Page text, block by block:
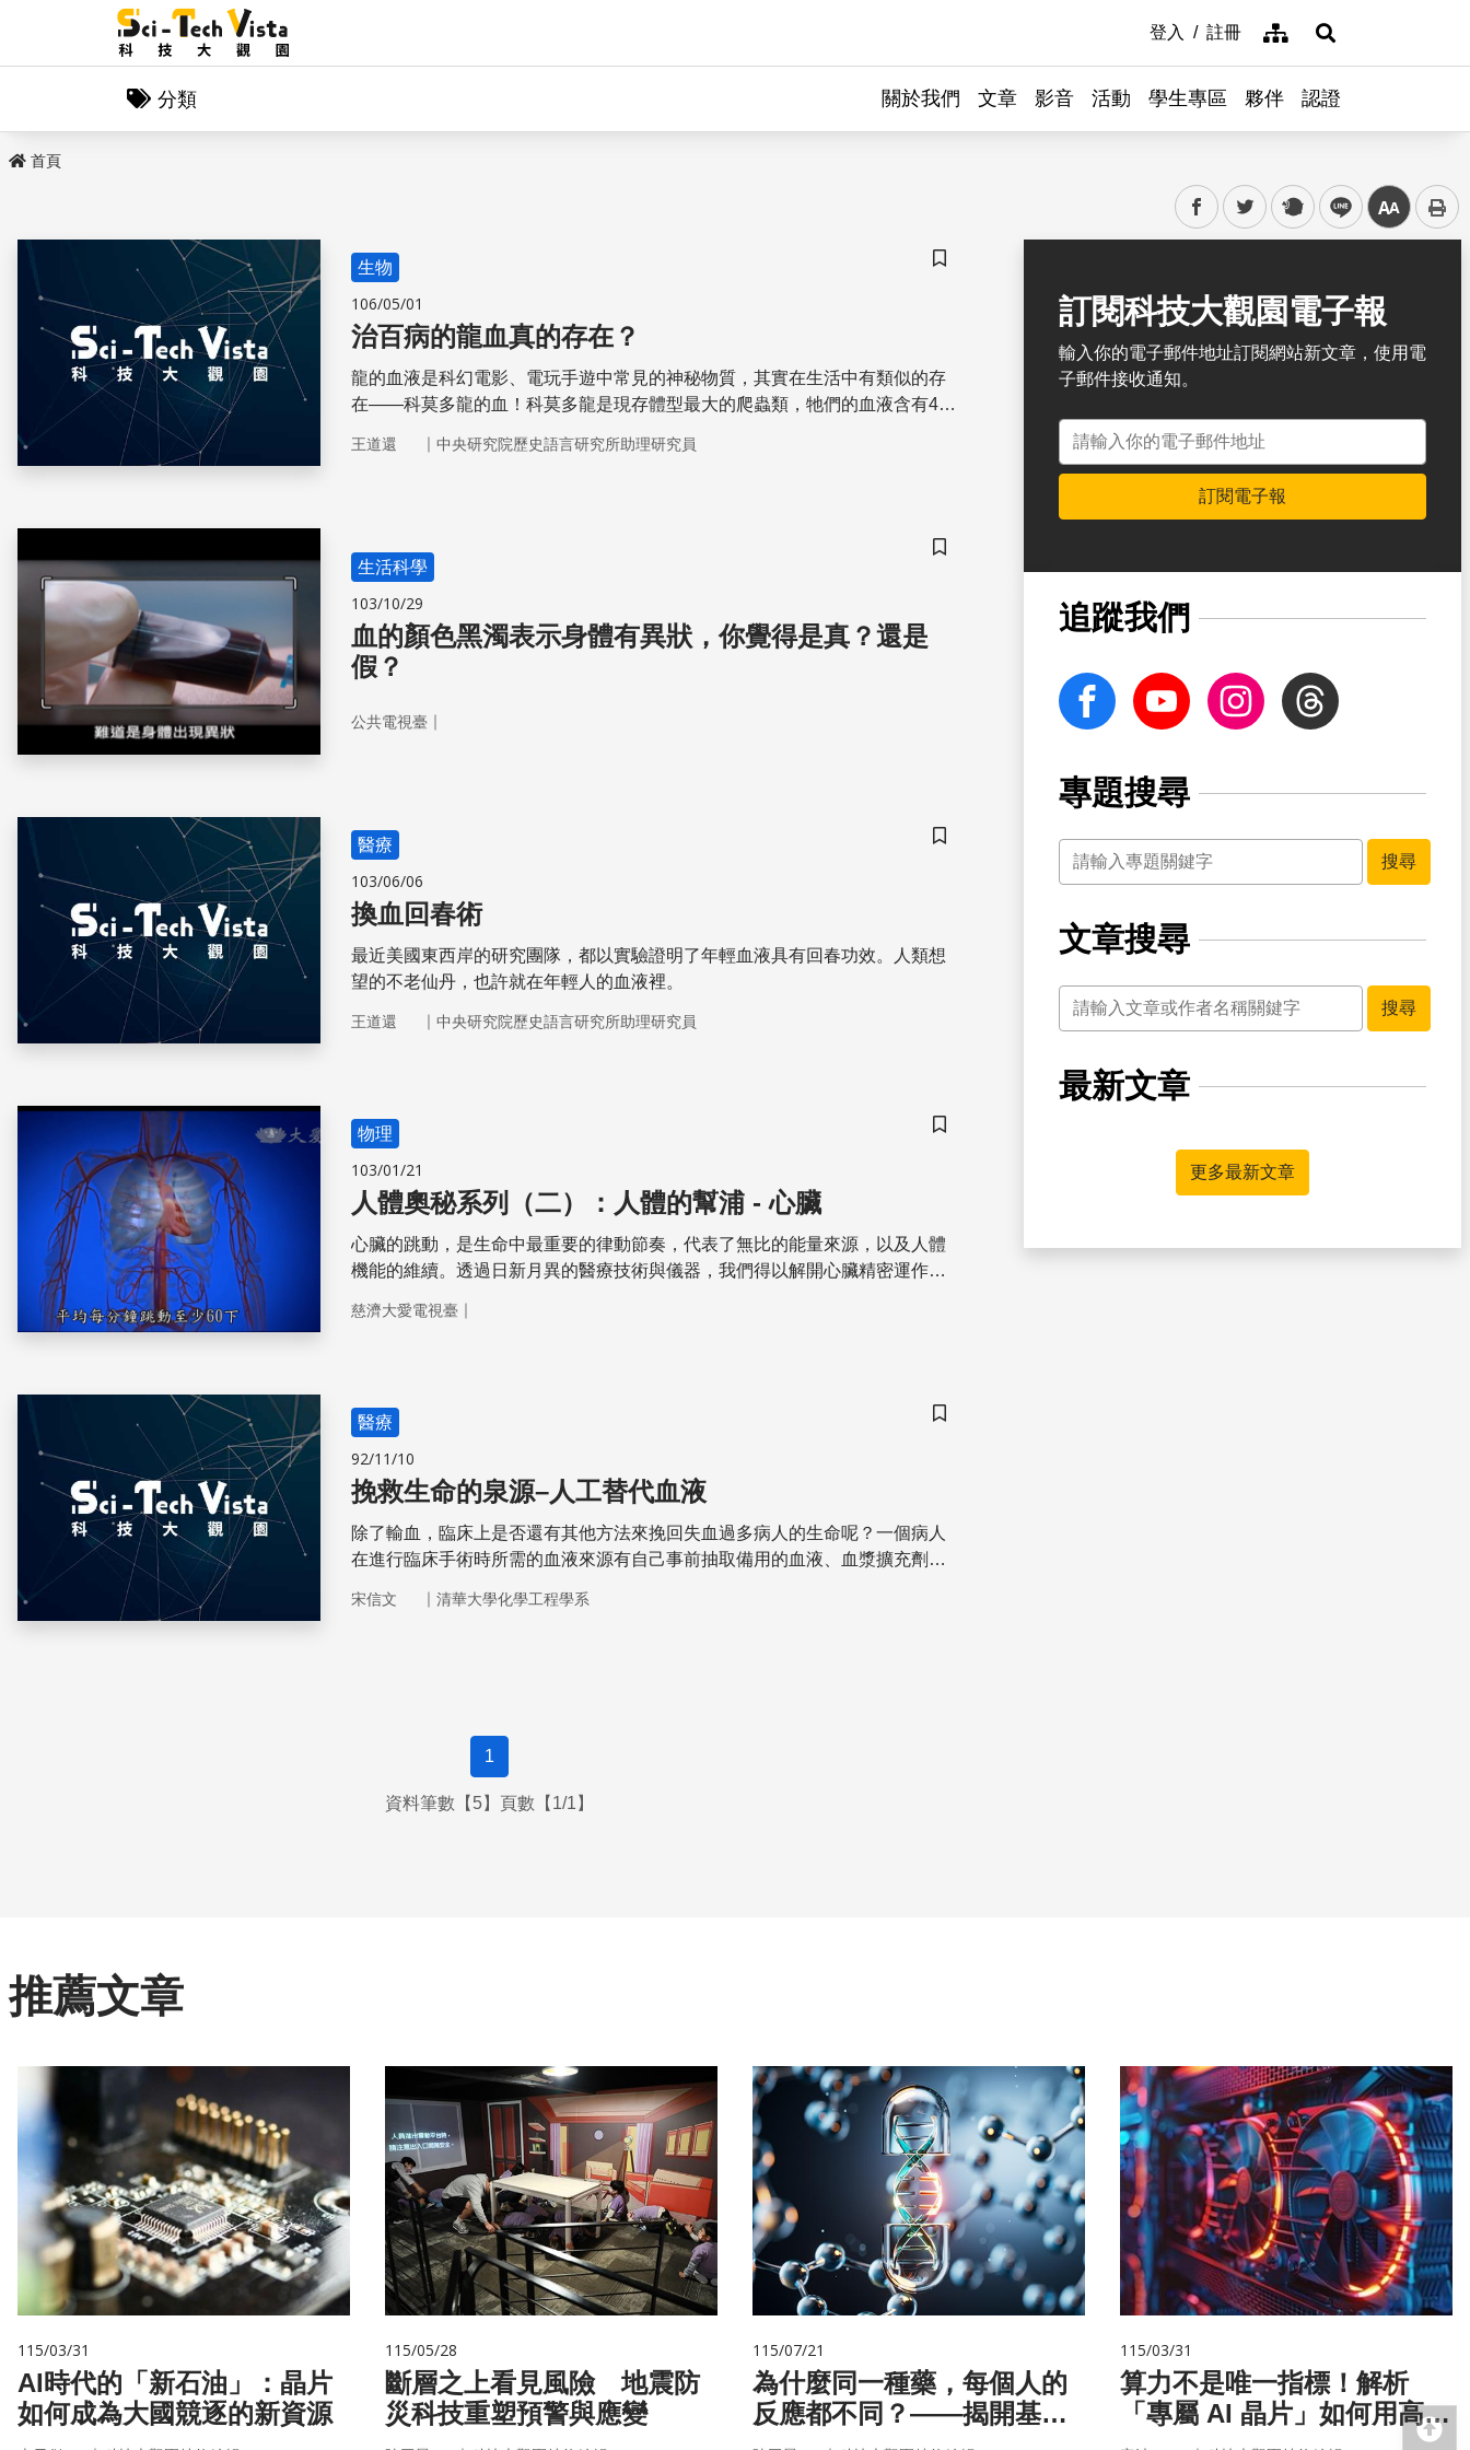
登入 註冊 網站導覽展開搜尋
分類 關於我們 文章 影音 活動 學生專區 夥伴 認證
首頁
facebooktwitter plurk line 中
儲存書籤
生物
106/05/01
治百病的龍血真的存在？
龍的血液是科幻電影、電玩手遊中常見的神秘物質，其實在生活中有類似的存
在——科莫多龍的血！科莫多龍是現存體型最大的爬蟲類，牠們的血液含有48
王道還 ｜ 中央研究院歷史語言研究所助理研究員
儲存書籤
生活科學
103/10/29
血的顏色黑濁表示身體有異狀，你覺得是真？還是
假？
公共電視臺｜
儲存書籤
醫療
103/06/06
換血回春術
最近美國東西岸的研究團隊，都以實驗證明了年輕血液具有回春功效。人類想
望的不老仙丹，也許就在年輕人的血液裡。
王道還 ｜ 中央研究院歷史語言研究所助理研究員
儲存書籤
物理
103/01/21
人體奧秘系列（二）：人體的幫浦 - 心臟
心臟的跳動，是生命中最重要的律動節奏，代表了無比的能量來源，以及人體
機能的維續。­透過日新月異的醫療技術與儀器，我們得以解開心臟精密運作背
慈濟大愛電視臺｜
儲存書籤
醫療
92/11/10
挽救生命的泉源–人工替代血液
除了輸血，臨床上是否還有其他方法來挽回失血過多病人的生命呢？一個病人
在進行臨床手術時所需的血液來源有自己事前抽取備用的血液、血漿擴充劑、
宋信文 ｜ 清華大學化學工程學系
1
資料筆數【5】頁數【1/1】
訂閱科技大觀園電子報
輸入你的電子郵件地址訂閱網站新文章，使用電
子郵件接收通知。
電子郵件地址
訂閱電子報
追蹤我們
facebook Youtube InstagramThreads
專題搜尋
關鍵字
搜尋
文章搜尋
關鍵字
搜尋
最新文章
更多最新文章
推薦文章
115/03/31
AI時代的「新石油」：晶片
如何成為大國競逐的新資源
115/05/28
斷層之上看見風險 地震防
災科技重塑預警與應變
115/07/21
為什麼同一種藥，每個人的
反應都不同？——揭開基因
的用藥密碼
115/03/31
算力不是唯一指標！解析
「專屬 AI 晶片」如何用高效
率驅動未來
回